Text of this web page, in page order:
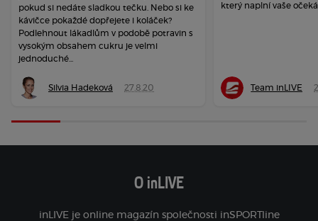
pokud si nedáte sladkou tečku. Nebo si ke
kávičce pokaždé dopřejete i koláček?
Podlehnout lákadlům v podobě potravin s
vysokým obsahem cukru je velmi
jednoduché...
Silvia Hadeková 27.8.20
který naplní vaše
Team inLIVE
O inLIVE
inLIVE je online magazín společnosti inSPORTline